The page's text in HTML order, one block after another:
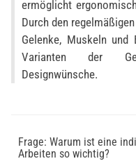
ermöglicht
Durch den
Gelenke, Muskeln und
Varianten der
Designwünsche.
Frage: Warum ist eine
Arbeiten so wichtig?